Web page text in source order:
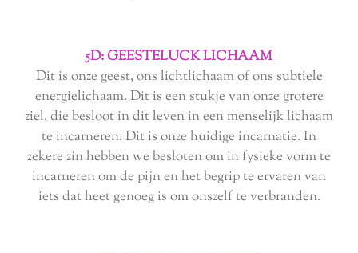
5D: GEESTELUCK LICHAAM
Dit is onze geest, ons lichtlichaam of ons subtiele
energielichaam. Dit is een stukje van onze grotere
ziel, die besloot in dit leven in een menselijk lichaam
te incarneren. Dit is onze huidige incarnatie. In
zekere zin hebben we besloten om in fysieke vorm te
incarneren om de pijn en het begrip te ervaren van
iets dat heet genoeg is om onszelf te verbranden.